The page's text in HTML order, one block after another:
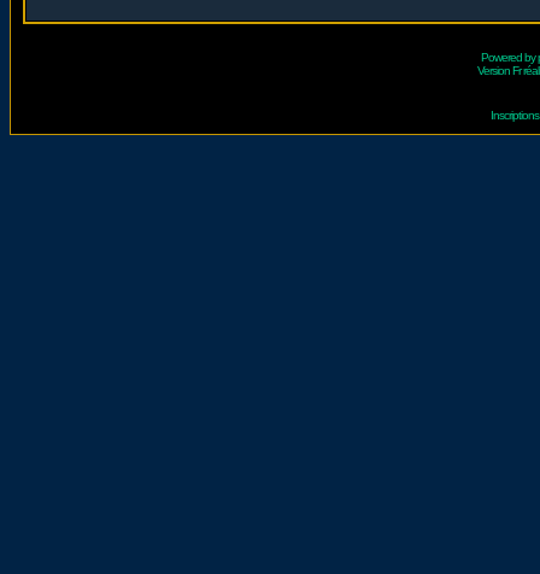
Powered by
Version Fr